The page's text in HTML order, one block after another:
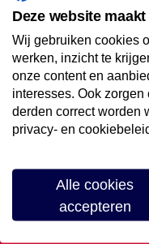
Volg ons op social
Deze website
Wij gebruiken cookies
werken, inzicht te
onze content en
interesses. Ook
derden correct worden
privacy- en
Alle cookies
accepteren